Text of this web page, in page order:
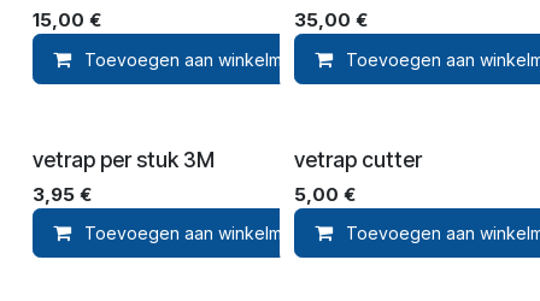
15,00 €
Toevoegen aan winkelmandje Toevoegen aan
35,00 €
Toevoegen aan
vetrap per stuk 3M
3,95 €
Toevoegen aan winkelmandje Toevoegen aan
vetrap cutter
5,00 €
Toevoegen aan